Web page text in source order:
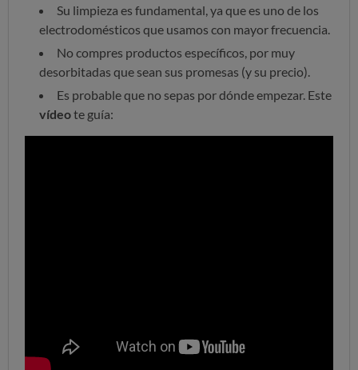
Su limpieza es fundamental, ya que es uno de los
electrodomésticos que usamos con mayor frecuencia.
No compres productos específicos, por muy
desorbitadas que sean sus promesas (y su precio).
Es probable que no sepas por dónde empezar. Este
vídeote guía: